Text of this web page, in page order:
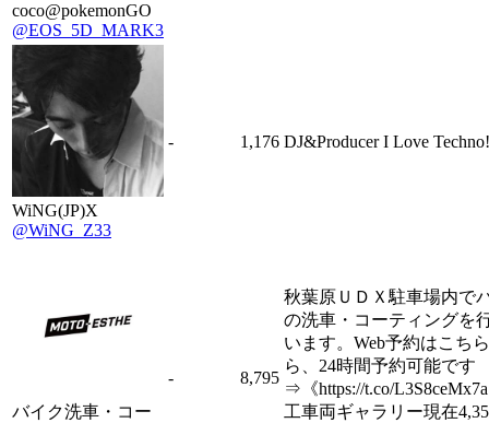
coco@pokemonGO
@EOS_5D_MARK3
WiNG(JP)X
@WiNG_Z33
- 1,176 DJ&Producer I Love
バイク洗車・コー
- 8,795
秋葉原ＵＤＸ駐車場内で
の洗車・コーティングを
います。Web予約はこち
ら、24時間予約可能です
⇒《https://t.co/
工車両ギャラリー現在